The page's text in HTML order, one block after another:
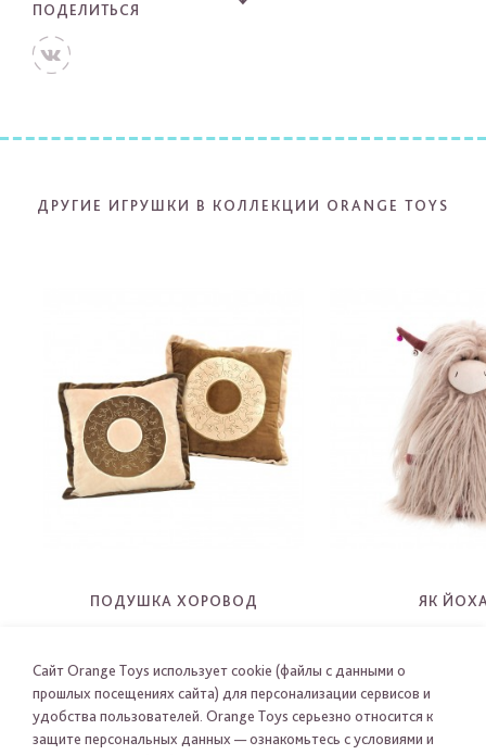
ПОДЕЛИТЬСЯ
ДРУГИЕ ИГРУШКИ В КОЛЛЕКЦИИ ORANGE TOYS
ПОДУШКА ХОРОВОД
-
ЯК
Сайт Orange Toys использует cookie (файлы с данными о
прошлых посещениях сайта) для персонализации сервисов и
удобства пользователей. Orange Toys серьезно относится к
защите персональных данных — ознакомьтесь с условиями и